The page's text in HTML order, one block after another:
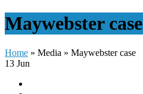
Maywebster case
Home » Media » Maywebster case
13 Jun